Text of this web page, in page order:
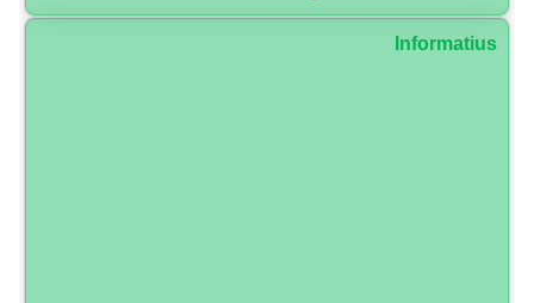
Informatius